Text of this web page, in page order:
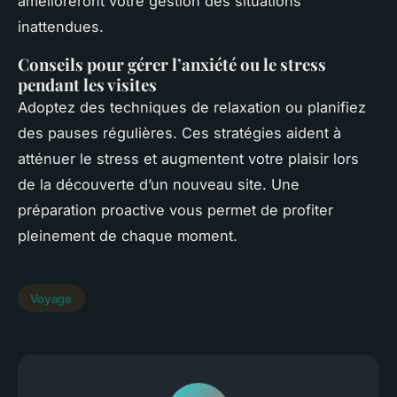
inattendues.
Conseils pour gérer l’anxiété ou le stress
pendant les visites
Adoptez des techniques de relaxation ou planifiez
des pauses régulières. Ces stratégies aident à
atténuer le stress et augmentent votre plaisir lors
de la découverte d’un nouveau site. Une
préparation proactive vous permet de profiter
pleinement de chaque moment.
Voyage